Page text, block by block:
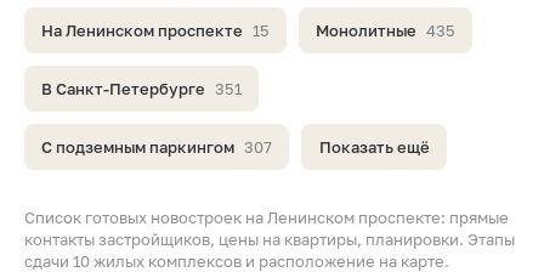
Список готовых новостроек на Ленинском проспекте: прямые
контакты застройщиков, цены на квартиры, планировки. Этапы
сдачи 10 жилых комплексов и расположение на карте.
На Ленинском проспекте 15 Монолитные 435
В Санкт-Петербурге 351
С подземным паркингом 307 Показать ещё